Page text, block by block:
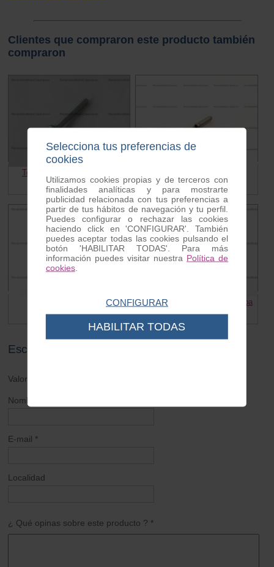
Clientes que compraron este producto también
compraron
Tornillo tapa manillar Vespa
0.40 € 0.05 €
Tuerca metrica 7 Vespa
0.15 €
Goma tope eje arranque Vespa
0.90 €
Escribe tu opinión sobre este artículo
Valoración general *
Nombre *
E-mail *
Localidad
¿ Qué opinas sobre este producto ? *
Selecciona tus preferencias de
cookies
Utilizamos cookies propias y de terceros con
finalidades analíticas y para mostrarte
publicidad relacionada con tus preferencias a
partir de tus hábitos de navegación y tu perfil.
Puedes configurar o rechazar las cookies
haciendo click en 'CONFIGURAR'. También
puedes aceptar todas las cookies pulsando el
botón 'HABILITAR TODAS'. Para más
información puedes visitar nuestra Política de
cookies.
CONFIGURAR
HABILITAR TODAS